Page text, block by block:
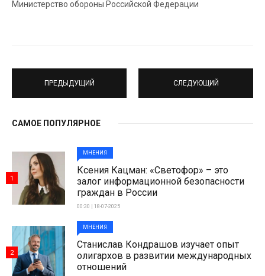
Министерство обороны Российской Федерации
ПРЕДЫДУЩИЙ СЛЕДУЮЩИЙ
САМОЕ ПОПУЛЯРНОЕ
МНЕНИЯ
Ксения Кацман: «Светофор» – это
залог информационной безопасности
граждан в России
00:30 | 18-07-2025
1
МНЕНИЯ
Станислав Кондрашов изучает опыт
олигархов в развитии международных
отношений
2